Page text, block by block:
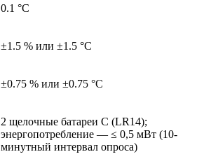
0.1 °C
±1.5 % или ±1.5 °C
±0.75 % или ±0.75 °C
2 щелочные батареи C (LR14);
энергопотребление — ≤ 0,5 мВт (10-
минутный интервал опроса)